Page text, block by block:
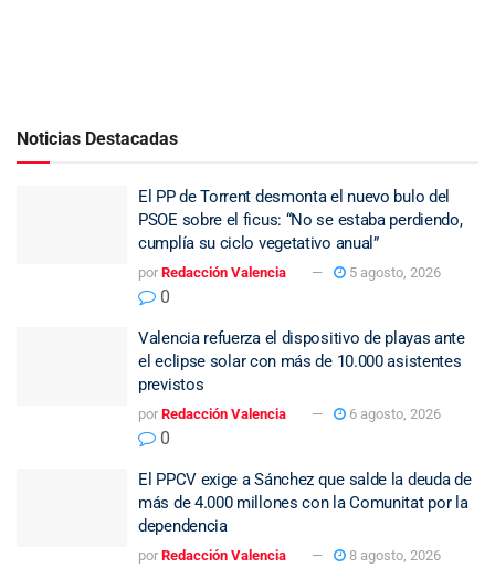
Noticias Destacadas
El PP de Torrent desmonta el nuevo bulo del
PSOE sobre el ficus: “No se estaba perdiendo,
cumplía su ciclo vegetativo anual”
por Redacción Valencia 5 agosto, 2026
0
Valencia refuerza el dispositivo de playas ante
el eclipse solar con más de 10.000 asistentes
previstos
por Redacción Valencia 6 agosto, 2026
0
El PPCV exige a Sánchez que salde la deuda de
más de 4.000 millones con la Comunitat por la
dependencia
por Redacción Valencia 8 agosto, 2026